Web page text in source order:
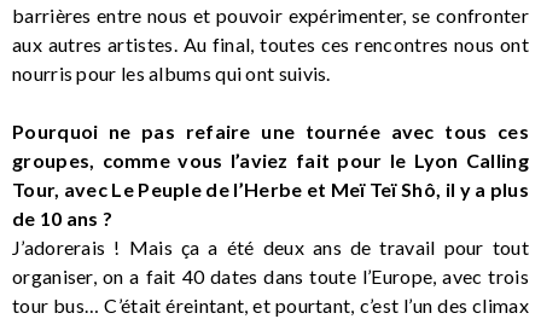
barrières entre nous et pouvoir expérimenter, se confronter
aux autres artistes. Au final, toutes ces rencontres nous ont
nourris pour les albums qui ont suivis.
Pourquoi ne pas refaire une tournée avec tous ces
groupes, comme vous l’aviez fait pour le Lyon Calling
Tour, avec Le Peuple de l’Herbe et Meï Teï Shô, il y a plus
de 10 ans ?
J’adorerais ! Mais ça a été deux ans de travail pour tout
organiser, on a fait 40 dates dans toute l’Europe, avec trois
tour bus… C’était éreintant, et pourtant, c’est l’un des climax